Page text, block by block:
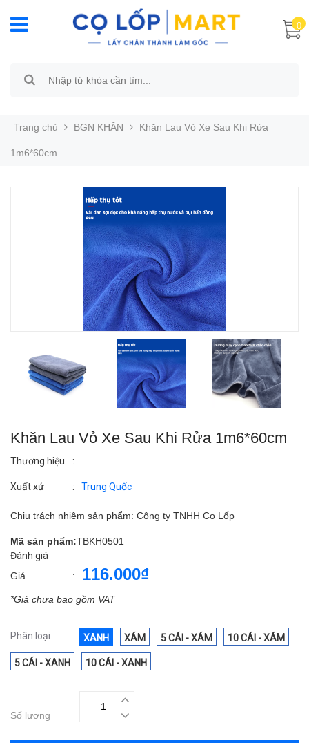
0
Trang chủ BGN KHĂN Khăn Lau Vỏ Xe Sau Khi Rửa
1m6*60cm
Khăn Lau Vỏ Xe Sau Khi Rửa 1m6*60cm
Thương hiệu :
Xuất xứ : Trung Quốc
Chịu trách nhiệm sản phẩm: Công ty TNHH Cọ Lốp
Mã sản phẩm:TBKH0501
Đánh giá
:
Giá
: 116.000₫
*Giá chưa bao gồm VAT
Phân loại XANH XÁM 5 CÁI - XÁM 10 CÁI - XÁM
5 CÁI - XANH 10 CÁI - XANH
Số lượng